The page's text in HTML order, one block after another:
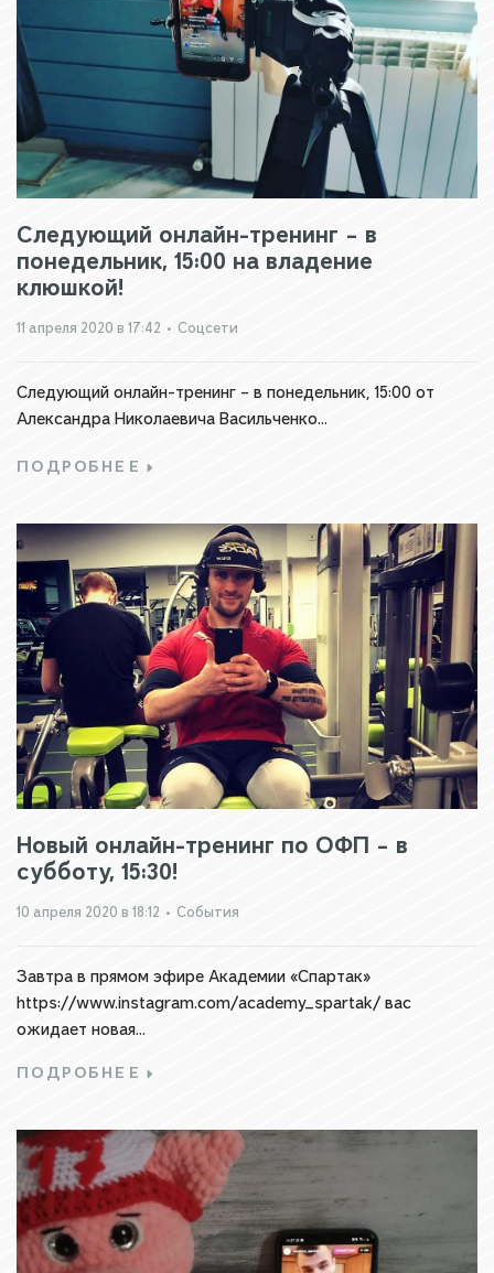
Следующий онлайн-тренинг – в
понедельник, 15:00 на владение
клюшкой!
11 апреля 2020 в 17:42 • Соцсети
Следующий онлайн-тренинг – в понедельник, 15:00 от
Александра Николаевича Васильченко...
ПОДРОБНЕЕ
Новый онлайн-тренинг по ОФП – в
субботу, 15:30!
10 апреля 2020 в 18:12 • События
Завтра в прямом эфире Академии «Спартак»
https://www.instagram.com/academy_spartak/ вас
ожидает новая...
ПОДРОБНЕЕ